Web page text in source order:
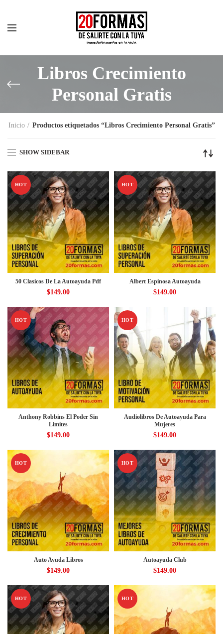
Libros Crecimiento
Personal Gratis
Inicio Productos etiquetados “Libros Crecimiento Personal Gratis”
SHOW SIDEBAR
HOT
50 Clasicos De La Autoayuda Pdf
$149.00
HOT
Albert Espinosa Autoayuda
$149.00
HOT
Anthony Robbins El Poder Sin
Limites
$149.00
HOT
Audiolibros De Autoayuda Para
Mujeres
$149.00
HOT
Auto Ayuda Libros
$149.00
HOT
Autoayuda Club
$149.00
HOT HOT